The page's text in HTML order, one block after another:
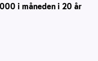
i måneden i 20 år